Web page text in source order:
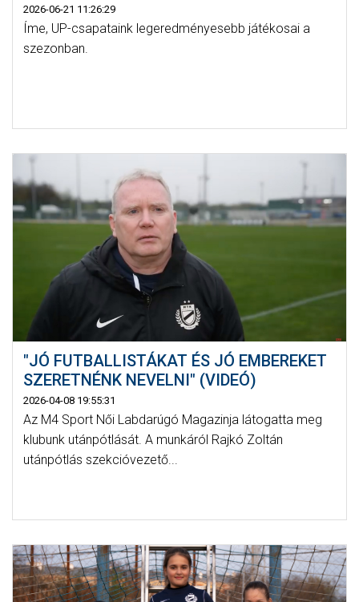
2026-06-21 11:26:29
Íme, UP-csapataink legeredményesebb játékosai a
szezonban.
"JÓ FUTBALLISTÁKAT ÉS JÓ EMBEREKET
SZERETNÉNK NEVELNI" (VIDEÓ)
2026-04-08 19:55:31
Az M4 Sport Női Labdarúgó Magazinja látogatta meg
klubunk utánpótlását. A munkáról Rajkó Zoltán
utánpótlás szekcióvezető...